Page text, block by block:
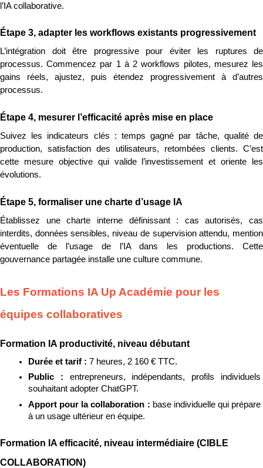
l’IA collaborative.
Étape 3, adapter les workflows existants progressivement
L’intégration doit être progressive pour éviter les ruptures de
processus. Commencez par 1 à 2 workflows pilotes, mesurez les
gains réels, ajustez, puis étendez progressivement à d’autres
processus.
Étape 4, mesurer l’efficacité après mise en place
Suivez les indicateurs clés : temps gagné par tâche, qualité de
production, satisfaction des utilisateurs, retombées clients. C’est
cette mesure objective qui valide l’investissement et oriente les
évolutions.
Étape 5, formaliser une charte d’usage IA
Établissez une charte interne définissant : cas autorisés, cas
interdits, données sensibles, niveau de supervision attendu, mention
éventuelle de l’usage de l’IA dans les productions. Cette
gouvernance partagée installe une culture commune.
Les Formations IA Up Académie pour les
équipes collaboratives
Formation IA productivité, niveau débutant
Durée et tarif : 7 heures, 2 160 € TTC.
Public : entrepreneurs, indépendants, profils individuels
souhaitant adopter ChatGPT.
Apport pour la collaboration : base individuelle qui prépare
à un usage ultérieur en équipe.
Formation IA efficacité, niveau intermédiaire (CIBLE
COLLABORATION)